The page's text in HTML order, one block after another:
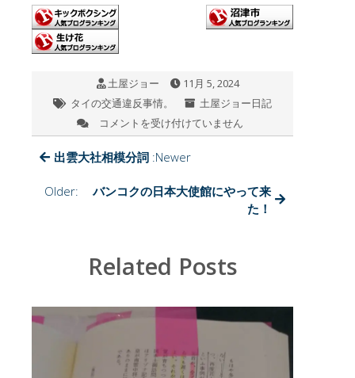
tt
er
e
b
o
o
k
a
土屋ジョー
11月 5, 2024
タイの交通違反事情。
土屋ジョー日記
タ
イ
の
通
違
は
コメントを受け付けていません
出雲大社相模分詞 :Newer
Older:
バンコクの日本大使館にやって来
た！
Related Posts